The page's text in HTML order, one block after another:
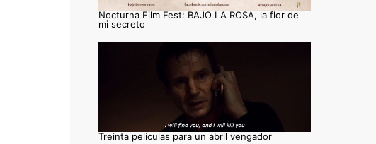
Nocturna Film Fest: BAJO LA ROSA, la flor de
mi secreto
Treinta películas para un abril vengador